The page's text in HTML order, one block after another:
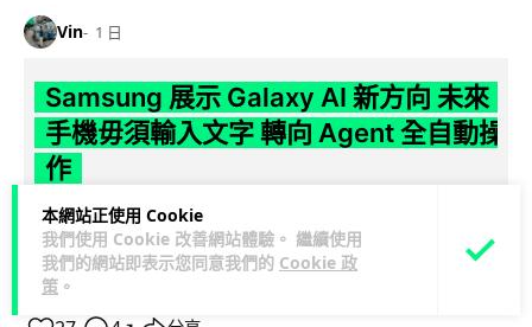
本網站正使用 Cookie
我們使用 Cookie 改善網站體驗。 繼續使用
我們的網站即表示您同意我們的 Cookie 政
策 。
Vin 1 日
Samsung 展示 Galaxy AI 新方向 未來
手機毋須輸入文字 轉向 Agent 全自動操
作
Samsung 電子 MX 部門顧客體驗辦公室主管兼副總裁 Jay Kim
表示，品牌正推動 Galaxy AI 邁向全自動化 Agent...
閱讀全
文